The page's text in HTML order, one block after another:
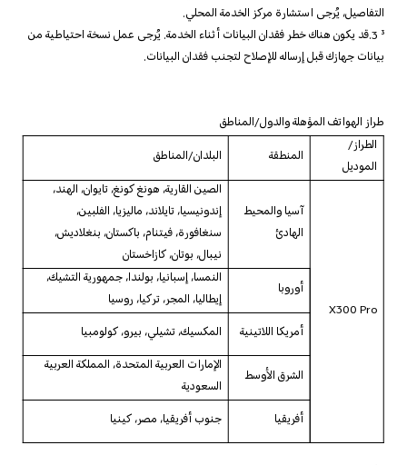
التفاصيل، يُرجى استشارة مركز الخدمة المحلي.
³ 3.قد يكون هناك خطر فقدان البيانات أثناء الخدمة. يُرجى عمل نسخة احتياطية من
بيانات جهازك قبل إرساله للإصلاح لتجنب فقدان البيانات.
طراز الهواتف المؤهلة والدول/المناطق
الطراز/
الموديل
المنطقة البلدان/المناطق
X300 Pro
آسيا والمحيط
الهادئ
الصين القارية، هونغ كونغ، تايوان، الهند،
إندونيسيا، تايلاند، ماليزيا، الفلبين،
سنغافورة، فيتنام، باكستان، بنغلاديش،
نيبال، بوتان، كازاخستان
أوروبا
النمسا، إسبانيا، بولندا، جمهورية التشيك،
إيطاليا، المجر، تركيا، روسيا
أمريكا اللاتينية
المكسيك، تشيلي، بيرو، كولومبيا
الشرق الأوسط
الإمارات العربية المتحدة، المملكة العربية
السعودية
أفريقيا
جنوب أفريقيا، مصر، كينيا